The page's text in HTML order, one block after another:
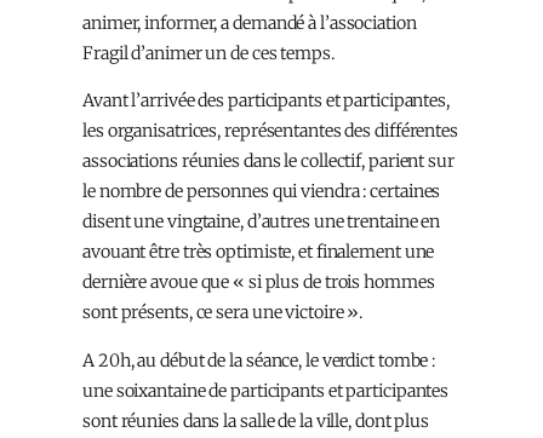
animer, informer, a demandé à l’association
Fragil d’animer un de ces temps.
Avant l’arrivée des participants et participantes,
les organisatrices, représentantes des différentes
associations réunies dans le collectif, parient sur
le nombre de personnes qui viendra : certaines
disent une vingtaine, d’autres une trentaine en
avouant être très optimiste, et finalement une
dernière avoue que « si plus de trois hommes
sont présents, ce sera une victoire ».
A 20h, au début de la séance, le verdict tombe :
une soixantaine de participants et participantes
sont réunies dans la salle de la ville, dont plus